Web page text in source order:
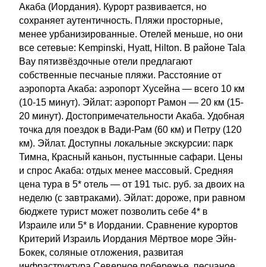
Акаба (Иордания). Курорт развивается, но
сохраняет аутентичность. Пляжи просторные,
менее урбанизированные. Отелей меньше, но они
все сетевые: Kempinski, Hyatt, Hilton. В районе Tala
Bay пятизвёздочные отели предлагают
собственные песчаные пляжи. Расстояние от
аэропорта Акаба: аэропорт Хусейна — всего 10 км
(10-15 минут). Эйлат: аэропорт Рамон — 20 км (15-
20 минут). Достопримечательности Акаба. Удобная
точка для поездок в Вади-Рам (60 км) и Петру (120
км). Эйлат. Доступны локальные экскурсии: парк
Тимна, Красный каньон, пустынные сафари. Цены
и спрос Акаба: отдых менее массовый. Средняя
цена тура в 5* отель — от 191 тыс. руб. за двоих на
неделю (с завтраками). Эйлат: дороже, при равном
бюджете турист может позволить себе 4* в
Израиле или 5* в Иордании. Сравнение курортов
Критерий Израиль Иордания Мёртвое море Эйн-
Бокек, соляные отложения, развитая